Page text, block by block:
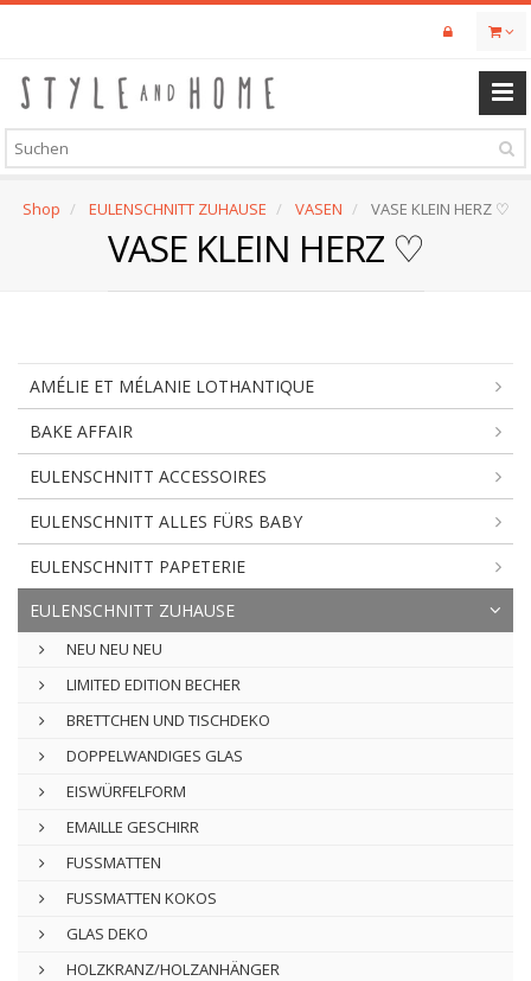
Skip
content
Shop EULENSCHNITT ZUHAUSE VASEN VASE KLEIN HERZ ♡
VASE KLEIN HERZ ♡
AMÉLIE ET MÉLANIE LOTHANTIQUE
BAKE AFFAIR
EULENSCHNITT ACCESSOIRES
EULENSCHNITT ALLES FÜRS BABY
EULENSCHNITT PAPETERIE
EULENSCHNITT ZUHAUSE
NEU NEU NEU
LIMITED EDITION BECHER
BRETTCHEN UND TISCHDEKO
DOPPELWANDIGES GLAS
EISWÜRFELFORM
EMAILLE GESCHIRR
FUSSMATTEN
FUSSMATTEN KOKOS
GLAS DEKO
HOLZKRANZ/HOLZANHÄNGER